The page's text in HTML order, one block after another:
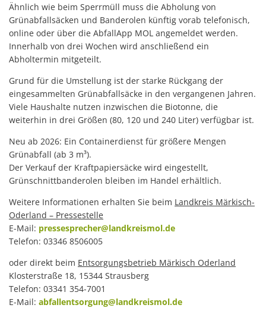
Ähnlich wie beim Sperrmüll muss die Abholung von
Grünabfallsäcken und Banderolen künftig vorab telefonisch,
online oder über die AbfallApp MOL angemeldet werden.
Innerhalb von drei Wochen wird anschließend ein
Abholtermin mitgeteilt.
Grund für die Umstellung ist der starke Rückgang der
eingesammelten Grünabfallsäcke in den vergangenen Jahren.
Viele Haushalte nutzen inzwischen die Biotonne, die
weiterhin in drei Größen (80, 120 und 240 Liter) verfügbar ist.
Neu ab 2026: Ein Containerdienst für größere Mengen
Grünabfall (ab 3 m³).
Der Verkauf der Kraftpapiersäcke wird eingestellt,
Grünschnittbanderolen bleiben im Handel erhältlich.
Weitere Informationen erhalten Sie beim Landkreis Märkisch-
Oderland – Pressestelle
E-Mail: pressesprecher@landkreismol.de
Telefon: 03346 8506005
oder direkt beim Entsorgungsbetrieb Märkisch Oderland
Klosterstraße 18, 15344 Strausberg
Telefon: 03341 354-7001
E-Mail: abfallentsorgung@landkreismol.de